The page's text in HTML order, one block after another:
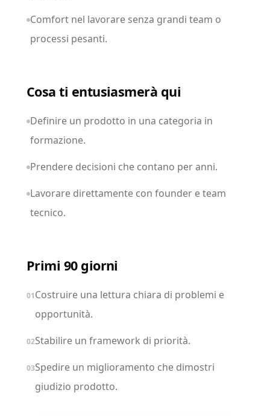
Comfort nel lavorare senza grandi team o
processi pesanti.
Cosa ti entusiasmerà qui
Definire un prodotto in una categoria in
formazione.
Prendere decisioni che contano per anni.
Lavorare direttamente con founder e team
tecnico.
Primi 90 giorni
01Costruire una lettura chiara di problemi e
opportunità.
02Stabilire un framework di priorità.
03Spedire un miglioramento che dimostri
giudizio prodotto.